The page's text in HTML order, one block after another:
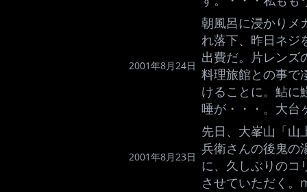
2001年8月24日
朝風呂に浸かりメ
れ落下、昨日ネジ
出費だ。片レンズ
料理旅館との事で
けることに。鮎に
唾が・・・。大台
2001年8月23日
先日、大峯山「山
兵衛さんの後鬼の
に、久しぶりのコ
させていただく。